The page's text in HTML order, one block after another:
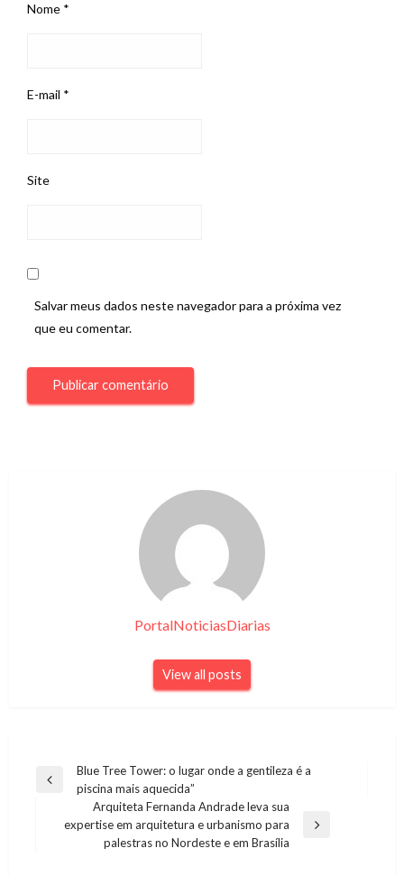
Nome *
E-mail *
Site
Salvar meus dados neste navegador para a próxima vez
que eu comentar.
PortalNoticiasDiarias
View all posts
Navegação
Post
Previous
Blue Tree Tower: o lugar onde a gentileza é a
piscina mais aquecida”
Next
Arquiteta Fernanda Andrade leva sua
expertise em arquitetura e urbanismo para
palestras no Nordeste e em Brasília